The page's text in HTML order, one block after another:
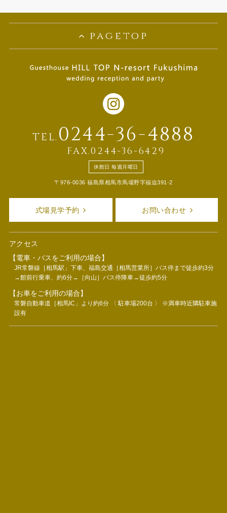
pagetop
TEL. 0244-36-4888
FAX.0244-36-6429
休館日 毎週月曜日
〒976-0036 福島県相馬市馬場野字福迫391-2
式場見学予約 お問い合わせ
アクセス
【電車・バスをご利用の場合】
JR常磐線［相馬駅」下車、福島交通［相馬営業所］バス停まで徒歩約3分
→館前行乗車、約6分→［向山］バス停降車→徒歩約5分
【お車をご利用の場合】
常磐自動車道［相馬IC」より約6分 〈 駐車場200台 〉 ※満車時近隣駐車施
設有